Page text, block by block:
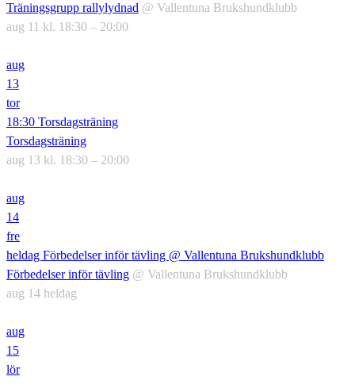
Träningsgrupp rallylydnad @ Vallentuna Brukshundklubb
aug 11 kl. 18:30 – 20:00
aug
13
tor
18:30 Torsdagsträning
Torsdagsträning
aug 13 kl. 18:30 – 20:00
aug
14
fre
heldag Förbedelser inför tävling @ Vallentuna Brukshundklubb
Förbedelser inför tävling @ Vallentuna Brukshundklubb
aug 14 heldag
aug
15
lör